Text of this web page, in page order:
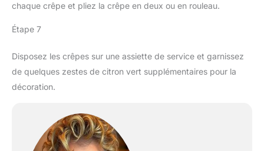
chaque crêpe et pliez la crêpe en deux ou en rouleau.
Étape 7
Disposez les crêpes sur une assiette de service et garnissez
de quelques zestes de citron vert supplémentaires pour la
décoration.